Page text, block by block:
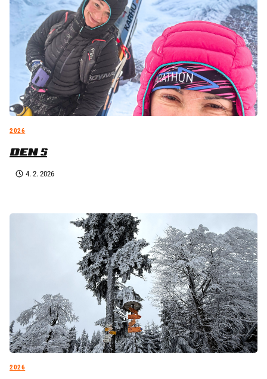
2026
DEN 5
4. 2. 2026
2026